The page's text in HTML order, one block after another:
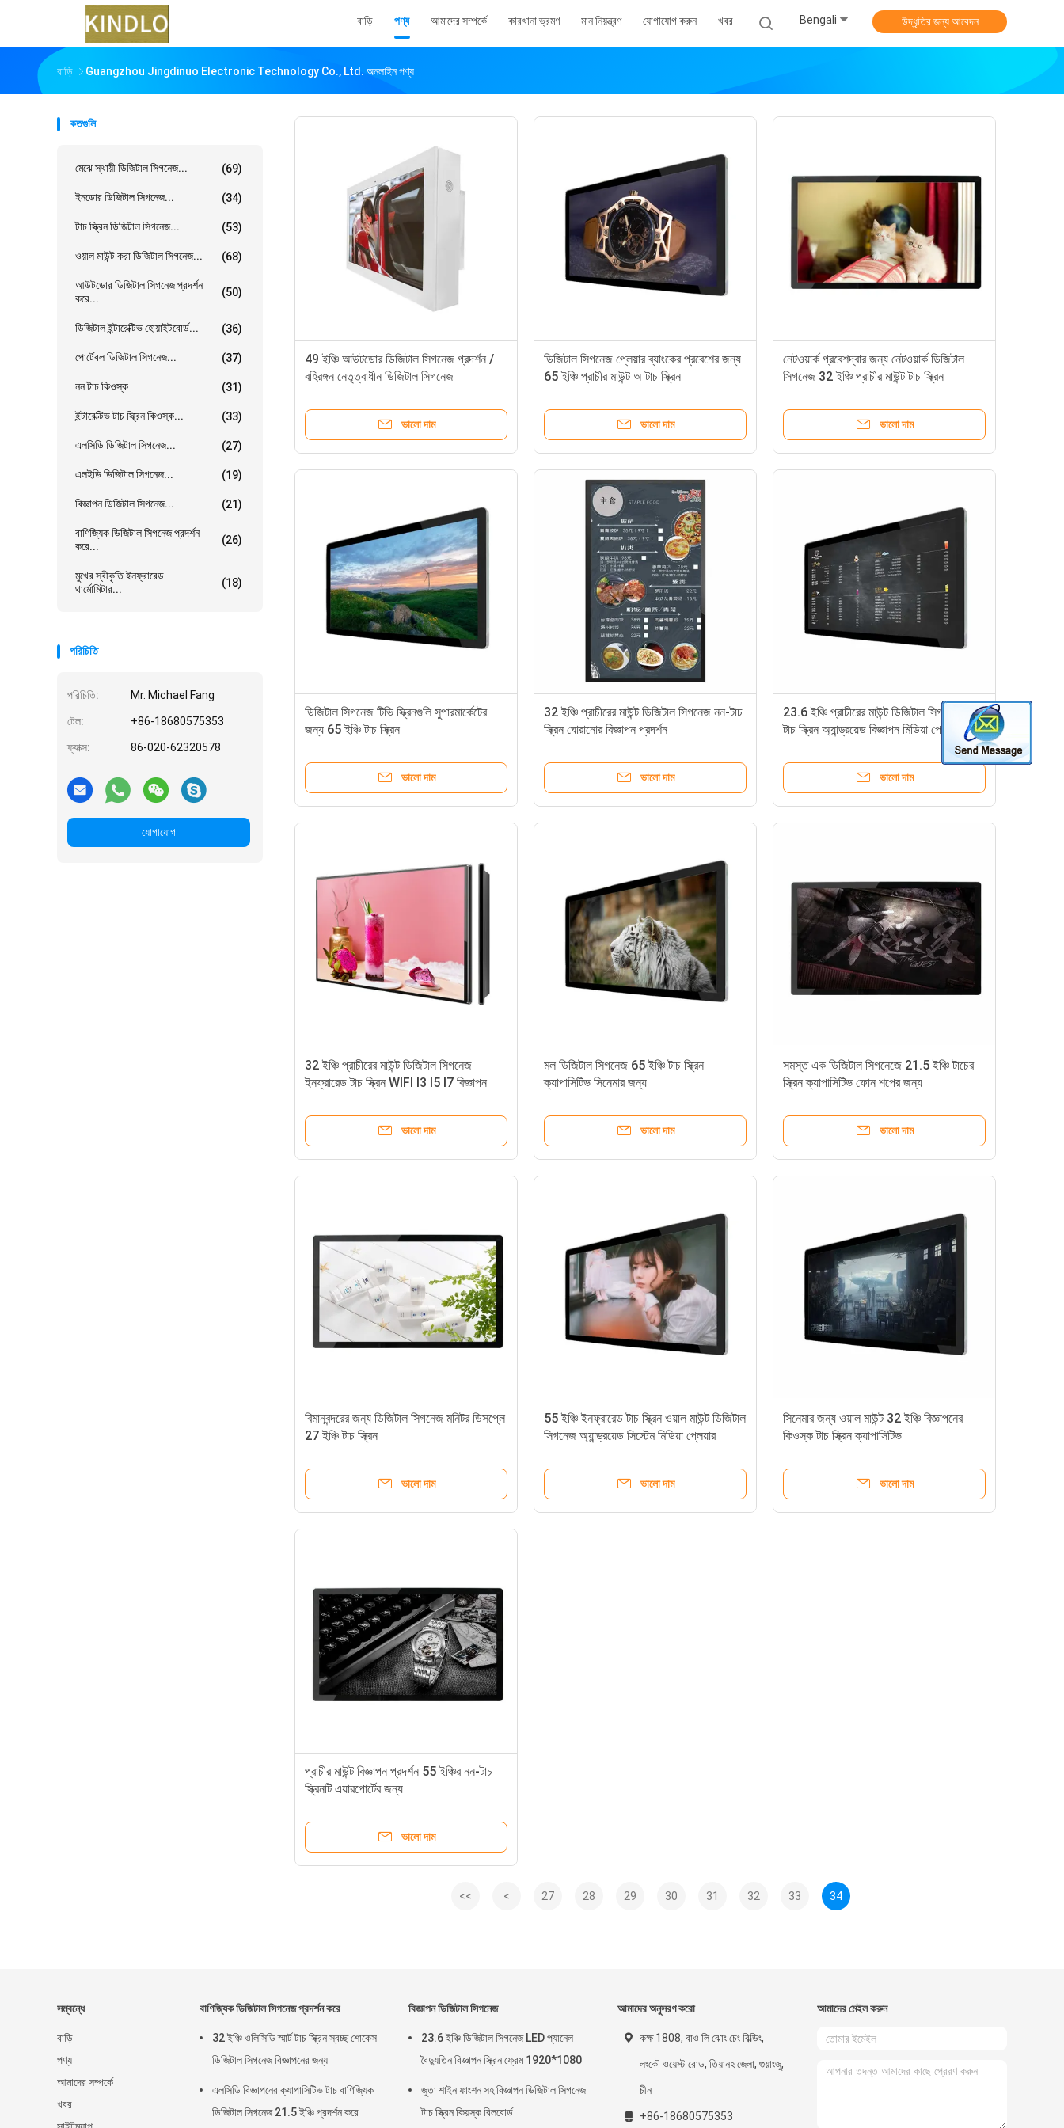
বাড়ি পণ্য আমাদের সম্পর্কে কারখানা ভ্রমণ মান নিয়ন্ত্রণ যোগাযোগ করুন খবর Bengali উদ্ধৃতির জন্য আবেদন
বাড়ি Guangzhou Jingdinuo Electronic Technology Co., Ltd. অনলাইন পণ্য
কতগুলি
মেঝে স্থায়ী ডিজিটাল সিগনেজ... (69)
ইনডোর ডিজিটাল সিগনেজ... (34)
টাচ স্ক্রিন ডিজিটাল সিগনেজ... (53)
ওয়াল মাউন্ট করা ডিজিটাল সিগনেজ... (68)
আউটডোর ডিজিটাল সিগনেজ প্রদর্শন
করে...
(50)
ডিজিটাল ইন্টারেক্টিভ হোয়াইটবোর্ড... (36)
পোর্টেবল ডিজিটাল সিগনেজ... (37)
নন টাচ কিওস্ক (31)
ইন্টারেক্টিভ টাচ স্ক্রিন কিওস্ক... (33)
এলসিডি ডিজিটাল সিগনেজ... (27)
এলইডি ডিজিটাল সিগনেজ... (19)
বিজ্ঞাপন ডিজিটাল সিগনেজ... (21)
বাণিজ্যিক ডিজিটাল সিগনেজ প্রদর্শন
করে...
(26)
মুখের স্বীকৃতি ইনফ্রারেড
থার্মোমিটার...
(18)
পরিচিতি
পরিচিতি: Mr. Michael Fang
টেল: +86-18680575353
ফ্যাক্স: 86-020-62320578
যোগাযোগ
49 ইঞ্চি আউটডোর ডিজিটাল সিগনেজ প্রদর্শন /
বহিরঙ্গন নেতৃত্বাধীন ডিজিটাল সিগনেজ
ভালো দাম
ডিজিটাল সিগনেজ প্লেয়ার ব্যাংকের প্রবেশের জন্য
65 ইঞ্চি প্রাচীর মাউন্ট অ টাচ স্ক্রিন
ভালো দাম
নেটওয়ার্ক প্রবেশদ্বার জন্য নেটওয়ার্ক ডিজিটাল
সিগনেজ 32 ইঞ্চি প্রাচীর মাউন্ট টাচ স্ক্রিন
ভালো দাম
ডিজিটাল সিগনেজ টিভি স্ক্রিনগুলি সুপারমার্কেটের
জন্য 65 ইঞ্চি টাচ স্ক্রিন
ভালো দাম
32 ইঞ্চি প্রাচীরের মাউন্ট ডিজিটাল সিগনেজ নন-টাচ
স্ক্রিন ঘোরানোর বিজ্ঞাপন প্রদর্শন
ভালো দাম
23.6 ইঞ্চি প্রাচীরের মাউন্ট ডিজিটাল সিগনেজ অ-
টাচ স্ক্রিন অ্যান্ড্রয়েড বিজ্ঞাপন মিডিয়া প্লেয়ার
ভালো দাম
32 ইঞ্চি প্রাচীরের মাউন্ট ডিজিটাল সিগনেজ
ইনফ্রারেড টাচ স্ক্রিন WIFI I3 I5 I7 বিজ্ঞাপন
ভালো দাম
মল ডিজিটাল সিগনেজ 65 ইঞ্চি টাচ স্ক্রিন
ক্যাপাসিটিভ সিনেমার জন্য
ভালো দাম
সমস্ত এক ডিজিটাল সিগনেজে 21.5 ইঞ্চি টাচের
স্ক্রিন ক্যাপাসিটিভ ফোন শপের জন্য
ভালো দাম
বিমানবন্দরের জন্য ডিজিটাল সিগনেজ মনিটর ডিসপ্লে
27 ইঞ্চি টাচ স্ক্রিন
ভালো দাম
55 ইঞ্চি ইনফ্রারেড টাচ স্ক্রিন ওয়াল মাউন্ট ডিজিটাল
সিগনেজ অ্যান্ড্রয়েড সিস্টেম মিডিয়া প্লেয়ার
ভালো দাম
সিনেমার জন্য ওয়াল মাউন্ট 32 ইঞ্চি বিজ্ঞাপনের
কিওস্ক টাচ স্ক্রিন ক্যাপাসিটিভ
ভালো দাম
প্রাচীর মাউন্ট বিজ্ঞাপন প্রদর্শন 55 ইঞ্চির নন-টাচ
স্ক্রিনটি এয়ারপোর্টের জন্য
ভালো দাম
<< < 27 28 29 30 31 32 33 34
সম্বন্ধে
বাড়ি
পণ্য
আমাদের সম্পর্কে
খবর
বাণিজ্যিক ডিজিটাল সিগনেজ প্রদর্শন করে
32 ইঞ্চি ওলিসিডি স্মার্ট টাচ স্ক্রিন স্বচ্ছ শোকেস
ডিজিটাল সিগনেজ বিজ্ঞাপনের জন্য
এলসিডি বিজ্ঞাপনের ক্যাপাসিটিভ টাচ বাণিজ্যিক
ডিজিটাল সিগনেজ 21.5 ইঞ্চি প্রদর্শন করে
বিজ্ঞাপন ডিজিটাল সিগনেজ
23.6 ইঞ্চি ডিজিটাল সিগনেজ LED প্যানেল
বৈদ্যুতিন বিজ্ঞাপন স্ক্রিন ফ্রেম 1920*1080
জুতা শাইন ফাংশন সহ বিজ্ঞাপন ডিজিটাল সিগনেজ
টাচ স্ক্রিন কিয়স্ক বিলবোর্ড
আমাদের অনুসরণ করো
কক্ষ 1808, বাও লি ঝোং চেং বিল্ডিং,
লংকৌ ওয়েস্ট রোড, তিয়ানহ জেলা, গুয়াংজু,
চীন
+86-18680575353
আমাদের মেইল ​​করুন